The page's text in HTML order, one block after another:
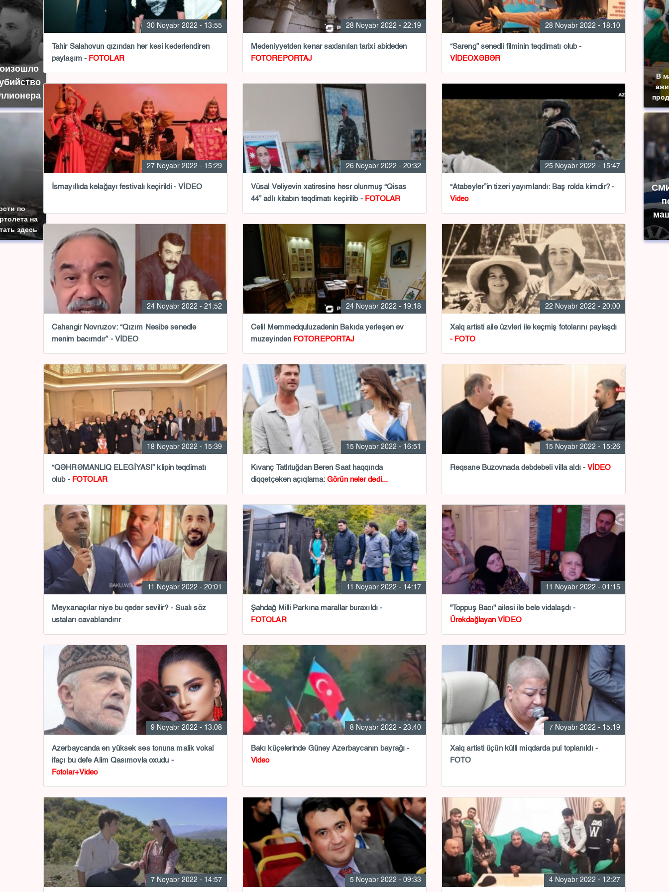
по
на
здесь
В
30 Noyabr 2022 - 13:55
Tahir Salahovun qızından hər kəsi kədərləndirən
paylaşım - FOTOLAR
28 Noyabr 2022 - 22:19
Mədəniyyətdən kənar saxlanılan tarixi abidədən
FOTOREPORTAJ
28 Noyabr 2022 - 18:10
“Sarəng” sənədli filminin təqdimatı olub -
VİDEOXƏBƏR
27 Noyabr 2022 - 15:29
İsmayıllıda kəlağayı festivalı keçirildi - VİDEO
26 Noyabr 2022 - 20:32
Vüsal Vəliyevin xatirəsinə həsr olunmuş “Qisas
44” adlı kitabın təqdimatı keçirilib - FOTOLAR
25 Noyabr 2022 - 15:47
“Atabəylər”in tizeri yayımlandı: Baş rolda kimdir? -
Video
24 Noyabr 2022 - 21:52
Cahangir Novruzov: “Qızım Nəsibə sənədlə
mənim bacımdır” - VİDEO
24 Noyabr 2022 - 19:18
Cəlil Məmmədquluzadənin Bakıda yerləşən ev
muzeyindən FOTOREPORTAJ
22 Noyabr 2022 - 20:00
Xalq artisti ailə üzvləri ilə keçmiş fotolarını paylaşdı
- FOTO
18 Noyabr 2022 - 15:39
“QƏHRƏMANLIQ ELEGİYASI” klipin təqdimatı
olub - FOTOLAR
15 Noyabr 2022 - 16:51
Kıvanç Tatlıtuğdan Beren Saat haqqında
diqqətçəkən açıqlama:Görün nələr dedi...
15 Noyabr 2022 - 15:26
Rəqsanə Buzovnada dəbdəbəli villa aldı - VİDEO
11 Noyabr 2022 - 20:01
Meyxanaçılar niyə bu qədər sevilir? - Sualı söz
ustaları cavablandırır
11 Noyabr 2022 - 14:17
Şahdağ Milli Parkına marallar buraxıldı -
FOTOLAR
11 Noyabr 2022 - 01:15
"Toppuş Bacı" ailəsi ilə belə vidalaşdı -
Ürəkdağlayan VİDEO
9 Noyabr 2022 - 13:08
Azərbaycanda ən yüksək səs tonuna malik vokal
ifaçı bu dəfə Alim Qasımovla oxudu -
Fotolar+Video
8 Noyabr 2022 - 23:40
Bakı küçələrində Güney Azərbaycanın bayrağı -
Video
7 Noyabr 2022 - 15:19
Xalq artisti üçün külli miqdarda pul toplanıldı -
FOTO
7 Noyabr 2022 - 14:57 5 Noyabr 2022 - 09:33 4 Noyabr 2022 - 12:27